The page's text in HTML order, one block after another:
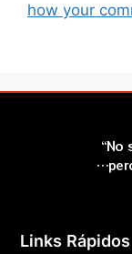
how your
“No
Links Rápidos